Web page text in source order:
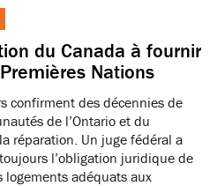
du Canada à fournir
Nations
confirment des décennies de
de l’Ontario et du
réparation. Un juge fédéral a
l’obligation juridique de
logements adéquats aux